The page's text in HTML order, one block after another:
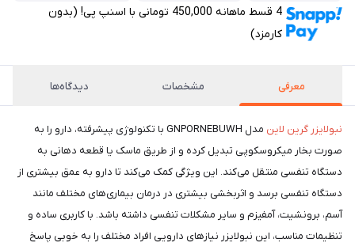
4 قسط ماهانه 450,000 تومانی با اسنپ ‌پی! (بدون
کارمزد)
معرفی مشخصات دیدگاه‌ها
نبولایزر گرین لاین
مدل GNPORNEBUWH با تکنولوژی پیشرفته، دارو را به
صورت بخار میکروسکوپی تبدیل کرده و از طریق ماسک یا قطعه دهانی به
دستگاه تنفسی منتقل می‌کند. این ویژگی کمک می‌کند تا دارو به عمق بیشتری از
دستگاه تنفسی برسد و اثربخشی بیشتری در درمان بیماری‌های مختلف مانند
آسم، برونشیت، آمفیزم و سایر مشکلات تنفسی داشته باشد. با کاربری ساده و
تنظیمات مناسب، این نبولایزر نیازهای دارویی افراد مختلف را به خوبی پاسخ